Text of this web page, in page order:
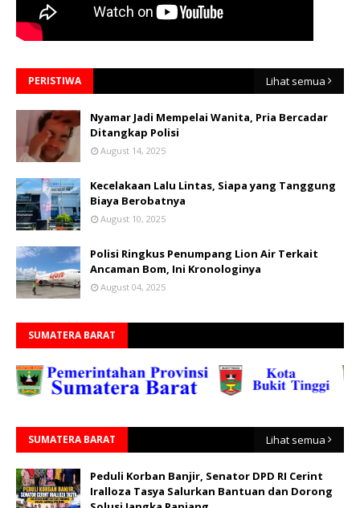
PERISTIWA Lihat semua
Nyamar Jadi Mempelai Wanita, Pria Bercadar
Ditangkap Polisi
August 14, 2025
Kecelakaan Lalu Lintas, Siapa yang Tanggung
Biaya Berobatnya
August 10, 2025
Polisi Ringkus Penumpang Lion Air Terkait
Ancaman Bom, Ini Kronologinya
August 04, 2025
SUMATERA BARAT
SUMATERA BARAT Lihat semua
Peduli Korban Banjir, Senator DPD RI Cerint
Iralloza Tasya Salurkan Bantuan dan Dorong